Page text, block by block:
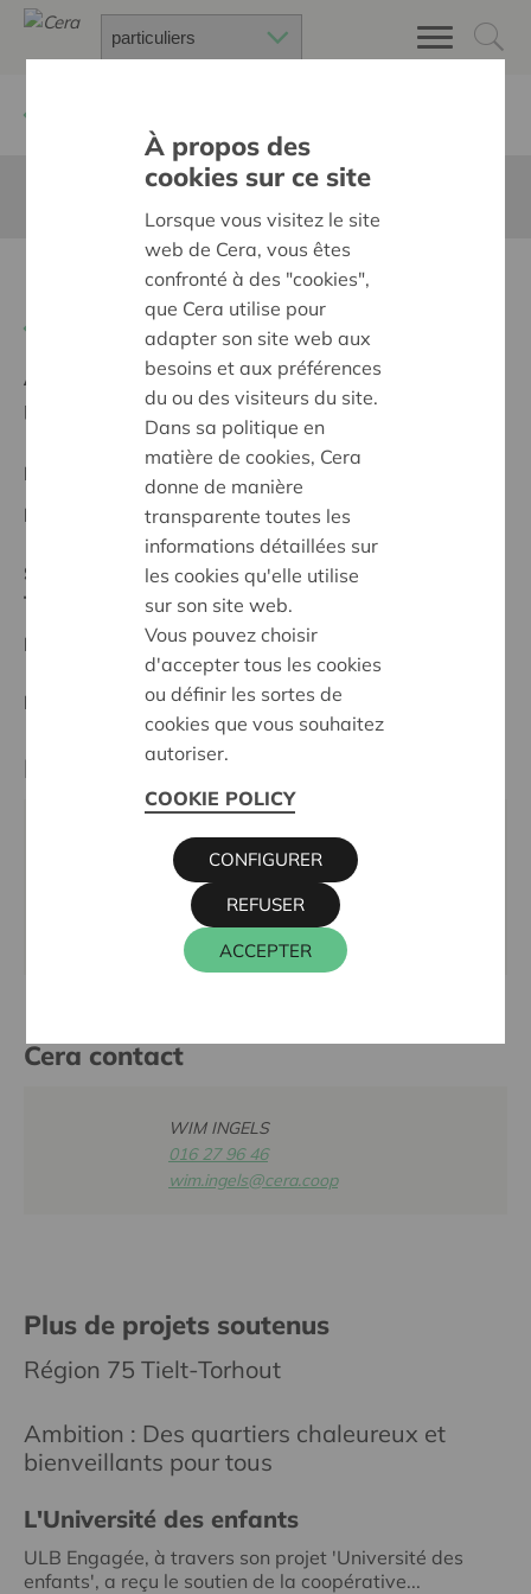
Buurtbar by Cirkant
Ambition:
Des quartiers chaleureux et bienveillants
pour tous
Projet régional
Date de début:16/10/2023
Statut:
Tielt-Torhout
Date de décision:16/10/2023
Décision: Approuvé
Partenaire
OC CIRKANT, AARTRIJKSESTRAAT 77, 8211
050 20 90 32
www.occirkant.be
Cera contact
WIM INGELS
016 27 96 46
wim.ingels@cera.coop
Plus de projets soutenus
Région 75 Tielt-Torhout
Ambition : Des quartiers chaleureux et
bienveillants pour tous
L'Université des enfants
ULB Engagée, à travers son projet 'Université des
enfants', a reçu le soutien de la coopérative...
À propos des
cookies sur ce site
Lorsque vous visitez le site
web de Cera, vous êtes
confronté à des "cookies",
que Cera utilise pour
adapter son site web aux
besoins et aux préférences
du ou des visiteurs du site.
Dans sa politique en
matière de cookies, Cera
donne de manière
transparente toutes les
informations détaillées sur
les cookies qu'elle utilise
sur son site web.
Vous pouvez choisir
d'accepter tous les cookies
ou définir les sortes de
cookies que vous souhaitez
autoriser.
COOKIE POLICY
ACCEPTER
REFUSER
CONFIGURER